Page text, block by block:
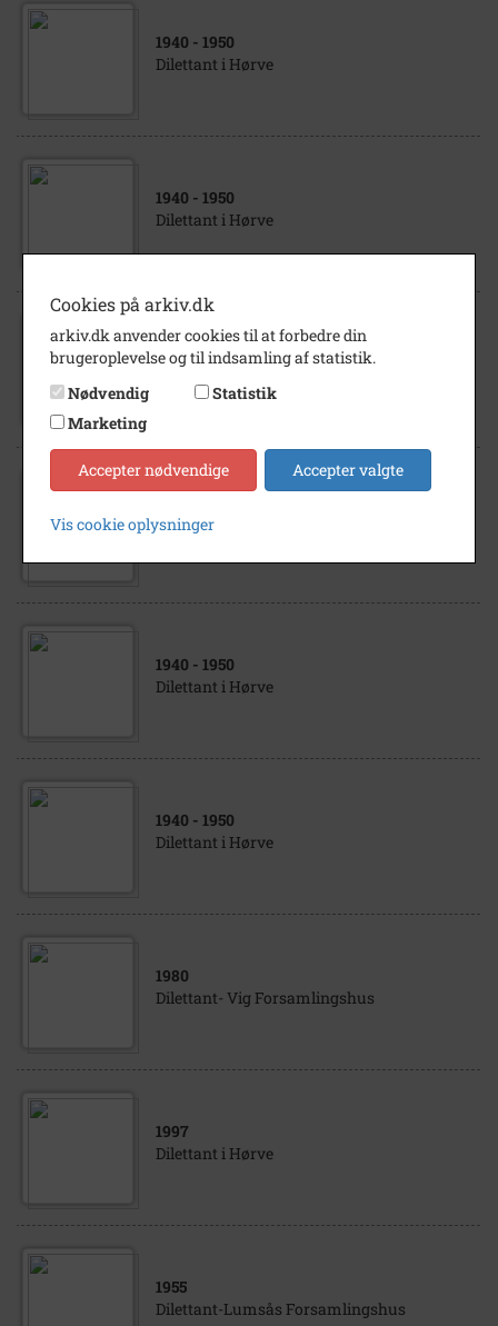
1940 - 1950
Dilettant i Hørve
1940 - 1950
Dilettant i Hørve
1940- 1950
Dilettant i Hørve
1940 - 1950
Dilettant i Hørve
1940 - 1950
Dilettant i Hørve
1980
Dilettant- Vig Forsamlingshus
1997
Dilettant i Hørve
1955
Dilettant-Lumsås Forsamlingshus
Cookies på arkiv.dk
arkiv.dk anvender cookies til at forbedre din
brugeroplevelse og til indsamling af statistik.
Nødvendig
Statistik
Marketing
Accepter nødvendige Accepter valgte
Vis cookie oplysninger